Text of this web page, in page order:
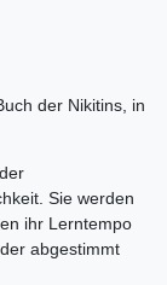
der Nikitins, in
Sie werden
ihr Lerntempo
abgestimmt